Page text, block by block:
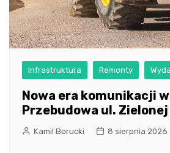
Infrastruktura Remonty
Nowa era komunikacji
Przebudowa ul.
Kamil Borucki 8 sierpnia 2026